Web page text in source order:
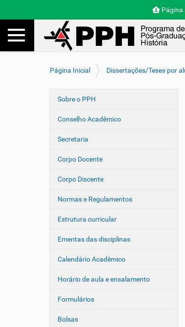
Página
Toggle navigation Busca
V
Página Inicial Dissertações/Teses por
N
e
a
ç
o
Sobre o PPH
Conselho Acadêmico
Secretaria
Corpo Docente
Corpo Discente
Normas e Regulamentos
Estrutura curricular
Ementas das disciplinas
Calendário Acadêmico
Horário de aula e ensalamento
Formulários
Bolsas